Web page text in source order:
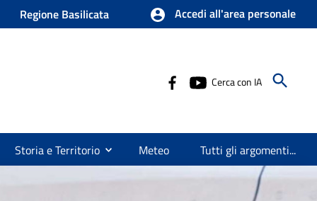
Regione Basilicata Accedi all'area personale
Cerca con IA
Storia e Territorio Meteo Tutti gli argomenti...